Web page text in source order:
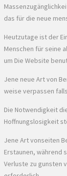
das für die neue
Heutzutage ist der
Menschen für seine
um Die Website
Jene neue Art von
weise verpassen
Die Notwendigkeit
Hoffnungslosigkeit
Jene Art vonseiten
Erstaunen, während
Verluste zu gunsten